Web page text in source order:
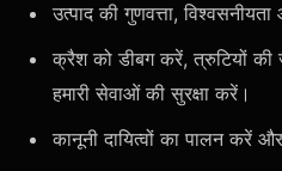
उत्पाद की गुणवत्ता,
क्रैश को डीबग करें, त्रुटियों
हमारी सेवाओं की सुरक्षा करें।
कानूनी दायित्वों का पालन करें